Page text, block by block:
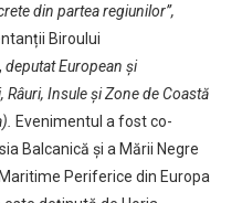
din partea regiunilor”,
Biroului
deputat European și
Insule și Zone de Coastă
Evenimentul a fost co-
Balcanică și a Mării Negre
Periferice din Europa